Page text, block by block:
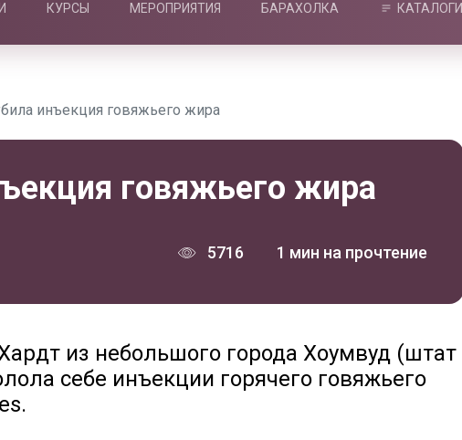
КУРСЫ МЕРОПРИЯТИЯ БАРАХОЛКА КАТАЛОГИ
инъекция говяжьего жира
говяжьего жира
5716 1 мин на прочтение
из небольшого города Хоумвуд (штат
себе инъекции горячего говяжьего